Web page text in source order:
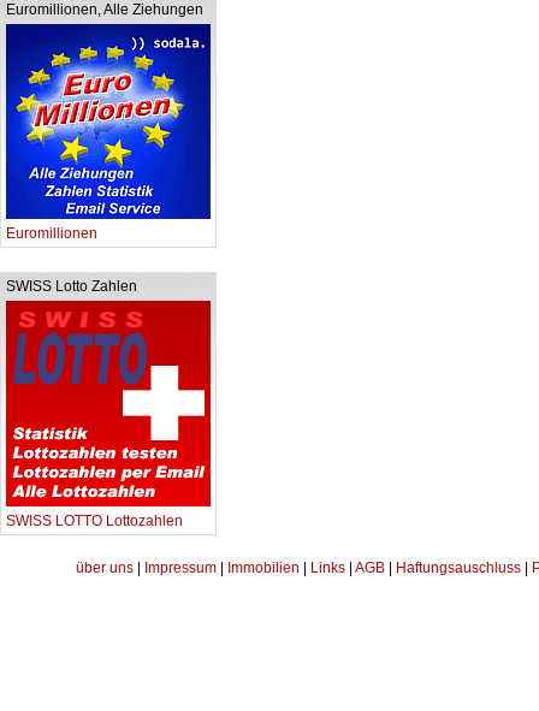
Euromillionen, Alle Ziehungen
Euromillionen
SWISS Lotto Zahlen
SWISS LOTTO Lottozahlen
über uns Impressum Immobilien Links AGB Haftungsauschluss